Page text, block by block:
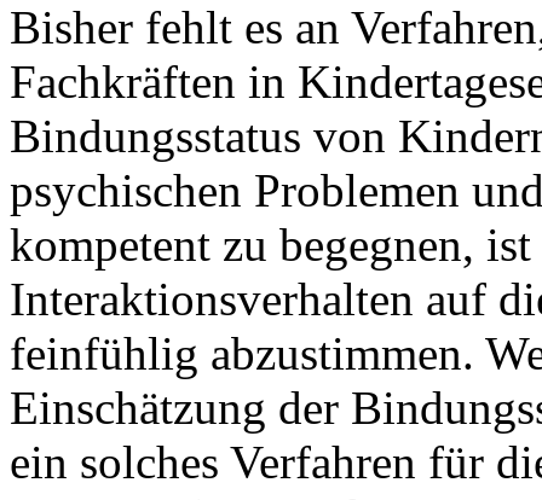
Bisher fehlt es an
Fachkräften in
Bindungsstatus von
psychischen Problemen
kompetent zu begegnen,
Interaktionsverhalten auf
feinfühlig abzustimmen.
Einschätzung der
ein solches Verfahren für